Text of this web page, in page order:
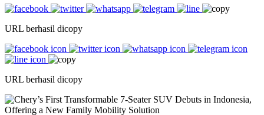
URL berhasil dicopy
URL berhasil dicopy